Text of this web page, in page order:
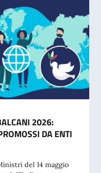
2026:
DA ENTI
del 14 maggio